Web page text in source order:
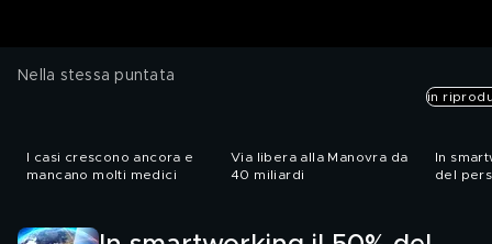
Nella stessa puntata
I casi crescono ancora e
mancano molti medici
Via libera alla Manovra da
40 miliardi
in
In
del